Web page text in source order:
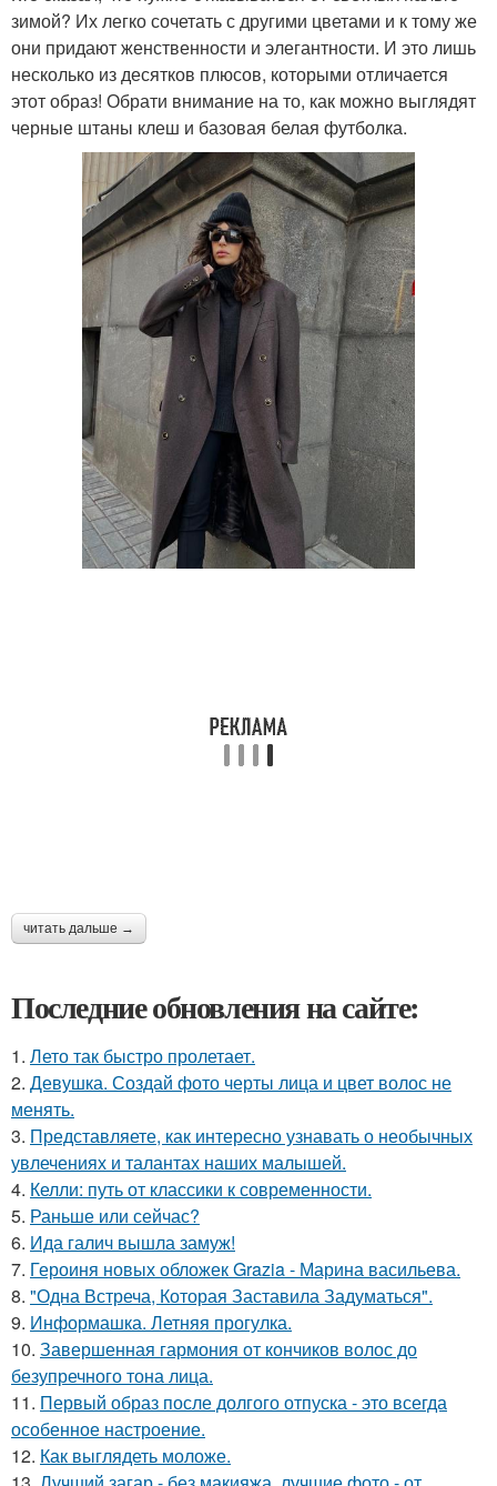
зимой? Их легко сочетать с другими цветами и к тому же
они придают женственности и элегантности. И это лишь
несколько из десятков плюсов, которыми отличается
этот образ! Обрати внимание на то, как можно выглядят
черные штаны клеш и базовая белая футболка.
читать дальше →
Последние обновления на сайте:
1. Лето так быстро пролетает.
2. Девушка. Создай фото черты лица и цвет волос не
менять.
3. Представляете, как интересно узнавать о необычных
увлечениях и талантах наших малышей.
4. Келли: путь от классики к современности.
5. Раньше или сейчас?
6. Ида галич вышла замуж!
7. Героиня новых обложек Grazia - Марина васильева.
8. "Одна Встреча, Которая Заставила Задуматься".
9. Информашка. Летняя прогулка.
10. Завершенная гармония от кончиков волос до
безупречного тона лица.
11. Первый образ после долгого отпуска - это всегда
особенное настроение.
12. Как выглядеть моложе.